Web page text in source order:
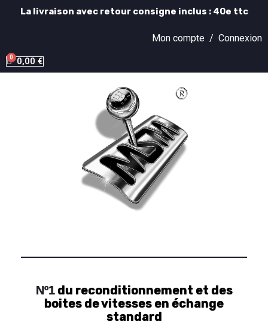
La livraison avec retour consigne inclus : 40e ttc
Mon compte / Connexion
0,00 €
Nº1du reconditionnement et des
boites de vitesses en échange
standard